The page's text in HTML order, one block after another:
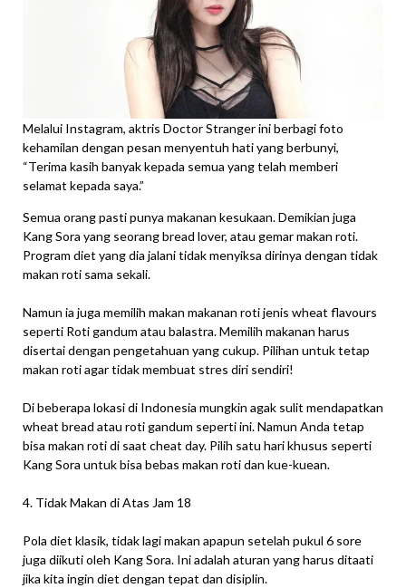
Melalui Instagram, aktris Doctor Stranger ini berbagi foto
kehamilan dengan pesan menyentuh hati yang berbunyi,
“Terima kasih banyak kepada semua yang telah memberi
selamat kepada saya.”
Semua orang pasti punya makanan kesukaan. Demikian juga
Kang Sora yang seorang bread lover, atau gemar makan roti.
Program diet yang dia jalani tidak menyiksa dirinya dengan tidak
makan roti sama sekali.
Namun ia juga memilih makan makanan roti jenis wheat flavours
seperti Roti gandum atau balastra. Memilih makanan harus
disertai dengan pengetahuan yang cukup. Pilihan untuk tetap
makan roti agar tidak membuat stres diri sendiri!
Di beberapa lokasi di Indonesia mungkin agak sulit mendapatkan
wheat bread atau roti gandum seperti ini. Namun Anda tetap
bisa makan roti di saat cheat day. Pilih satu hari khusus seperti
Kang Sora untuk bisa bebas makan roti dan kue-kuean.
4. Tidak Makan di Atas Jam 18
Pola diet klasik, tidak lagi makan apapun setelah pukul 6 sore
juga diikuti oleh Kang Sora. Ini adalah aturan yang harus ditaati
jika kita ingin diet dengan tepat dan disiplin.